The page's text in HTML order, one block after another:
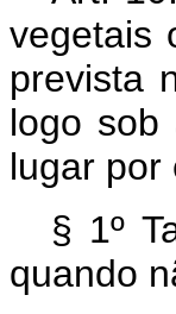
vegetais
prevista
logo sob
lugar por
§ 1º
quando